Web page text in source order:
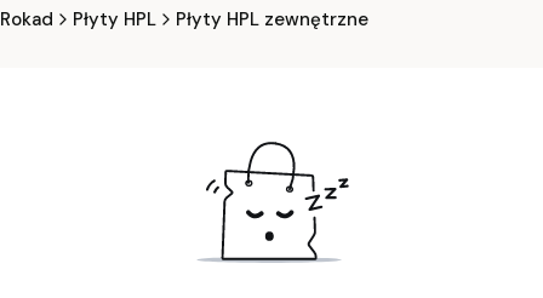
Rokad Płyty HPL Płyty HPL zewnętrzne